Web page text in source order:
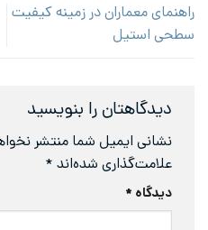
راهنمای معماران در زمینه کیفیت
سطحی استیل
دیدگاهتان را بنویسید
نشانی ایمیل شما منتشر
علامت‌گذاری شده‌اند *
دیدگاه *